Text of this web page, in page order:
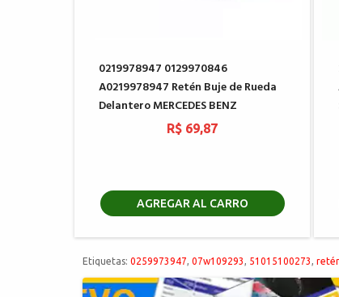
0219978947 0129970846
A0219978947 Retén Buje de Rueda
Delantero MERCEDES BENZ
R$ 69,87
AGREGAR AL CARRO
Etiquetas: 0259973947 07w109293 51015100273